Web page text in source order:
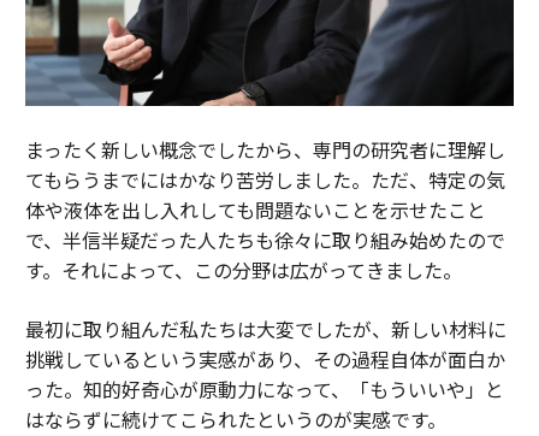
まったく新しい概念でしたから、専門の研究者に理解し
てもらうまでにはかなり苦労しました。ただ、特定の気
体や液体を出し入れしても問題ないことを示せたこと
で、半信半疑だった人たちも徐々に取り組み始めたので
す。それによって、この分野は広がってきました。
最初に取り組んだ私たちは大変でしたが、新しい材料に
挑戦しているという実感があり、その過程自体が面白か
った。知的好奇心が原動力になって、「もういいや」と
はならずに続けてこられたというのが実感です。